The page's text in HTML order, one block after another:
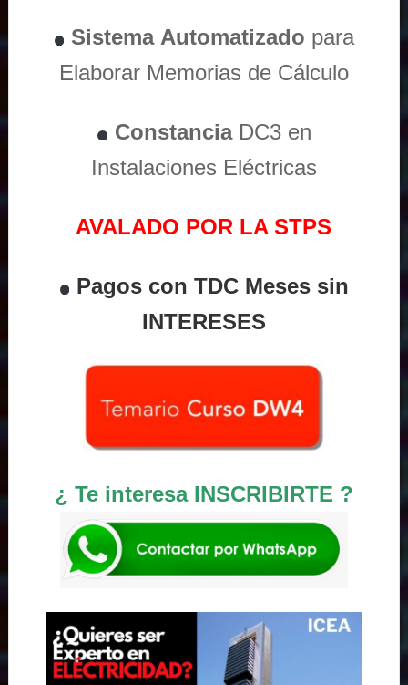
Sistema Automatizado para
Elaborar Memorias de Cálculo
ConstanciaDC3 en
Instalaciones Eléctricas
AVALADO POR LA STPS
Pagos con TDC Meses sin
INTERESES
¿ Te interesa INSCRIBIRTE ?